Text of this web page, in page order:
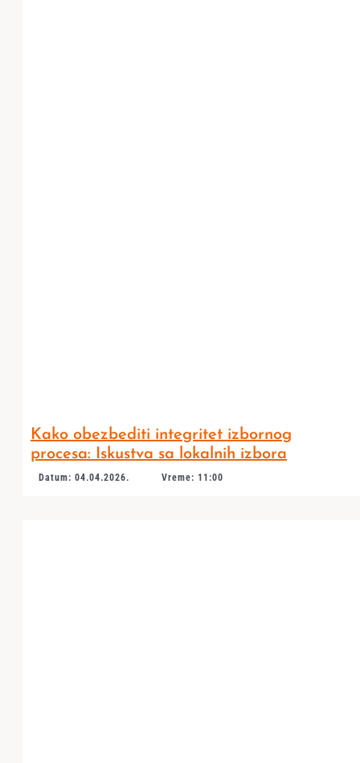
Kako obezbediti integritet izbornog
procesa: Iskustva sa lokalnih izbora
Datum: 04.04.2026. Vreme: 11:00